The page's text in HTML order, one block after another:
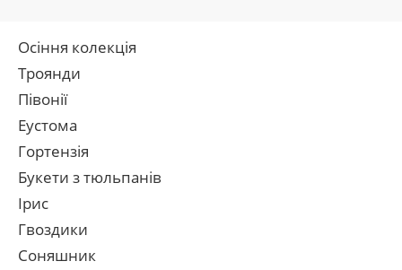
Осіння колекція
Троянди
Півонії
Еустома
Гортензія
Букети з тюльпанів
Ірис
Гвоздики
Соняшник